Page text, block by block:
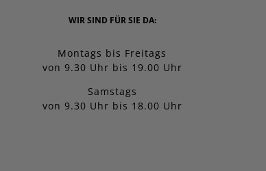
WIR SIND FÜR SIE DA:
Montags bis Freitags
von 9.30 Uhr bis 19.00 Uhr
Samstags
von 9.30 Uhr bis 18.00 Uhr